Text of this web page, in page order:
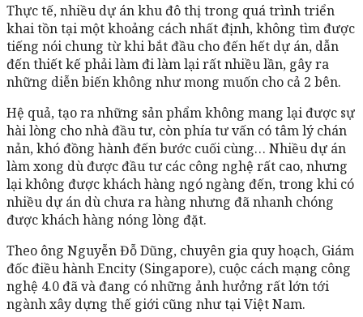
Thực tế, nhiều dự án khu đô thị trong quá trình triển
khai tồn tại một khoảng cách nhất định, không tìm được
tiếng nói chung từ khi bắt đầu cho đến hết dự án, dẫn
đến thiết kế phải làm đi làm lại rất nhiều lần, gây ra
những diễn biến không như mong muốn cho cả 2 bên.
Hệ quả, tạo ra những sản phẩm không mang lại được sự
hài lòng cho nhà đầu tư, còn phía tư vấn có tâm lý chán
nản, khó đồng hành đến bước cuối cùng… Nhiều dự án
làm xong dù được đầu tư các công nghệ rất cao, nhưng
lại không được khách hàng ngó ngàng đến, trong khi có
nhiều dự án dù chưa ra hàng nhưng đã nhanh chóng
được khách hàng nóng lòng đặt.
Theo ông Nguyễn Đỗ Dũng, chuyên gia quy hoạch, Giám
đốc điều hành Encity (Singapore), cuộc cách mạng công
nghệ 4.0 đã và đang có những ảnh hưởng rất lớn tới
ngành xây dựng thế giới cũng như tại Việt Nam.